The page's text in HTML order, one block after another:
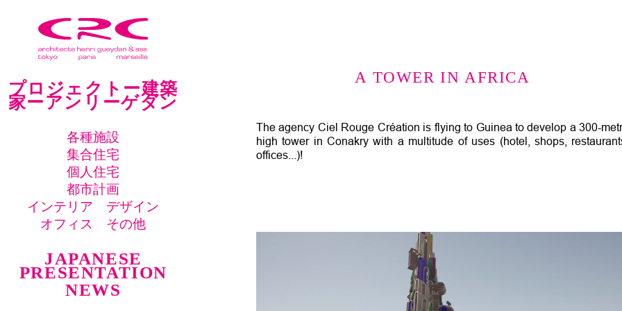
プロジェクトー建築
家ーアンリーゲダン
各種施設
集合住宅
個人住宅
都市計画
インテリア デザイン
オフィス その他
JAPANESE
PRESENTATION
NEWS
A TOWER IN AFRICA
The agency Ciel Rouge Création is flying to Guinea to develop a 300-
high tower in Conakry with a multitude of uses (hotel, shops,
offices...)!